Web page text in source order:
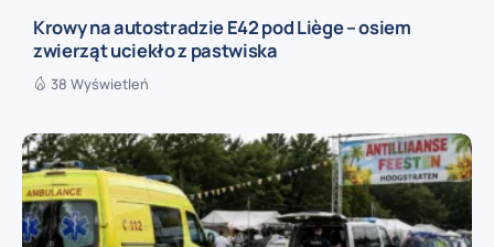
Krowy na autostradzie E42 pod Liège – osiem
zwierząt uciekło z pastwiska
38 Wyświetleń